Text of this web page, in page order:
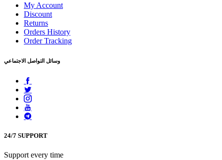
My Account
Discount
Returns
Orders History
Order Tracking
وسائل التواصل الاجتماعي
24/7 SUPPORT
Support every time